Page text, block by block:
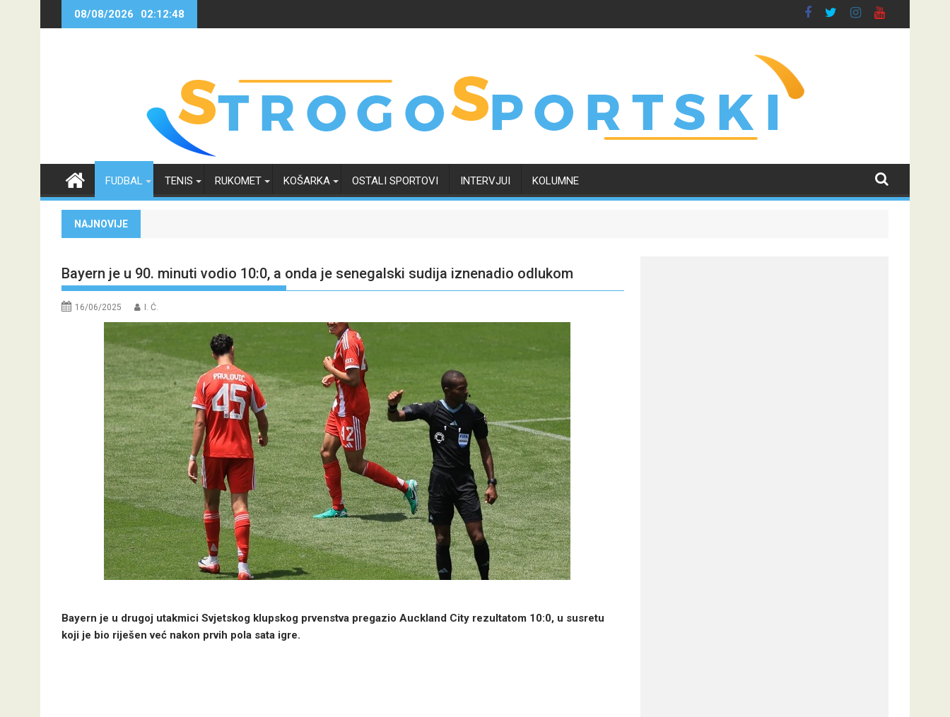
08/08/2026 02:12:49
FUDBAL TENIS RUKOMET KOŠARKA OSTALI SPORTOVI INTERVJUI KOLUMNE
NAJNOVIJE
Bayern je u 90. minuti vodio 10:0, a onda je senegalski sudija iznenadio odlukom
16/06/2025 I. Ć.
Bayern je u drugoj utakmici Svjetskog klupskog prvenstva pregazio Auckland City rezultatom 10:0, u susretu
koji je bio riješen već nakon prvih pola sata igre.